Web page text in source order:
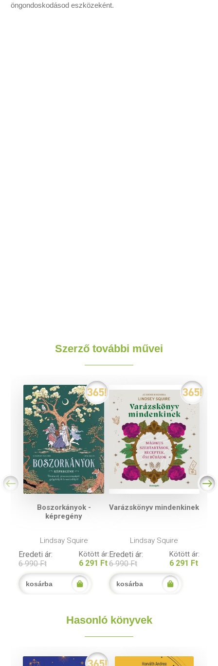
öngondoskodásod eszközeként.
Szerző további művei
Boszorkányok -
képregény
Lindsay Squire
Eredeti ár:
6 990 Ft
Kötött ár:
6 291 Ft
kosárba
Varázskönyv mindenkinek
Lindsay Squire
Eredeti ár:
6 990 Ft
Kötött ár:
6 291 Ft
kosárba
Hasonló könyvek